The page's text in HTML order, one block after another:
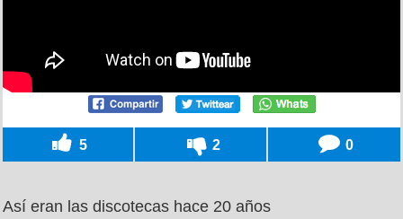
5 2 0
Así eran las discotecas hace 20 años